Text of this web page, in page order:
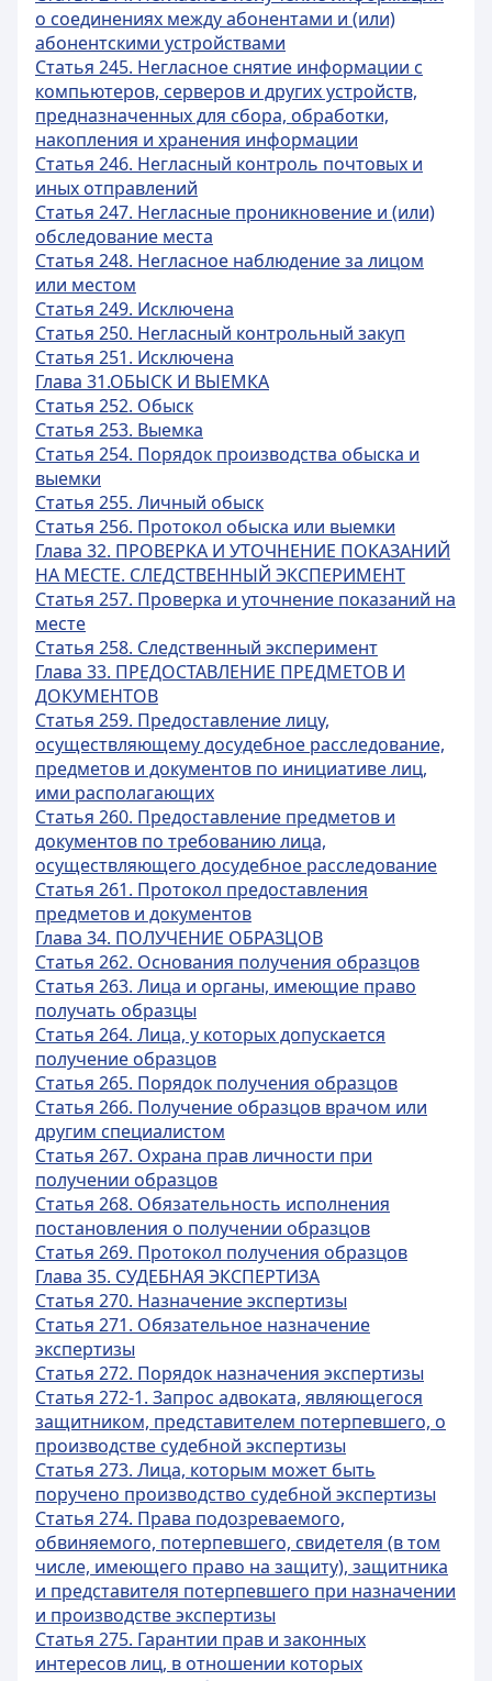
о соединениях между абонентами и (или)
абонентскими устройствами
Статья 245. Негласное снятие информации с
компьютеров, серверов и других устройств,
предназначенных для сбора, обработки,
накопления и хранения информации
Статья 246. Негласный контроль почтовых и
иных отправлений
Статья 247. Негласные проникновение и (или)
обследование места
Статья 248. Негласное наблюдение за лицом
или местом
Статья 249. Исключена
Статья 250. Негласный контрольный закуп
Статья 251. Исключена
Глава 31.ОБЫСК И ВЫЕМКА
Статья 252. Обыск
Статья 253. Выемка
Статья 254. Порядок производства обыска и
выемки
Статья 255. Личный обыск
Статья 256. Протокол обыска или выемки
Глава 32. ПРОВЕРКА И УТОЧНЕНИЕ ПОКАЗАНИЙ
НА МЕСТЕ. СЛЕДСТВЕННЫЙ ЭКСПЕРИМЕНТ
Статья 257. Проверка и уточнение показаний на
месте
Статья 258. Следственный эксперимент
Глава 33. ПРЕДОСТАВЛЕНИЕ ПРЕДМЕТОВ И
ДОКУМЕНТОВ
Статья 259. Предоставление лицу,
осуществляющему досудебное расследование,
предметов и документов по инициативе лиц,
ими располагающих
Статья 260. Предоставление предметов и
документов по требованию лица,
осуществляющего досудебное расследование
Статья 261. Протокол предоставления
предметов и документов
Глава 34. ПОЛУЧЕНИЕ ОБРАЗЦОВ
Статья 262. Основания получения образцов
Статья 263. Лица и органы, имеющие право
получать образцы
Статья 264. Лица, у которых допускается
получение образцов
Статья 265. Порядок получения образцов
Статья 266. Получение образцов врачом или
другим специалистом
Статья 267. Охрана прав личности при
получении образцов
Статья 268. Обязательность исполнения
постановления о получении образцов
Статья 269. Протокол получения образцов
Глава 35. СУДЕБНАЯ ЭКСПЕРТИЗА
Статья 270. Назначение экспертизы
Статья 271. Обязательное назначение
экспертизы
Статья 272. Порядок назначения экспертизы
Статья 272-1. Запрос адвоката, являющегося
защитником, представителем потерпевшего, о
производстве судебной экспертизы
Статья 273. Лица, которым может быть
поручено производство судебной экспертизы
Статья 274. Права подозреваемого,
обвиняемого, потерпевшего, свидетеля (в том
числе, имеющего право на защиту), защитника
и представителя потерпевшего при назначении
и производстве экспертизы
Статья 275. Гарантии прав и законных
интересов лиц, в отношении которых